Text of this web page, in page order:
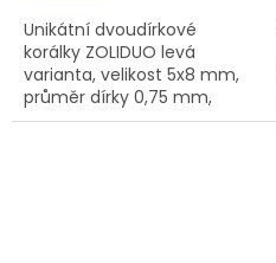
Unikátní dvoudírkové
korálky ZOLIDUO levá
varianta, velikost 5x8 mm,
průměr dírky 0,75 mm,
obsah balení 20 ks nebo